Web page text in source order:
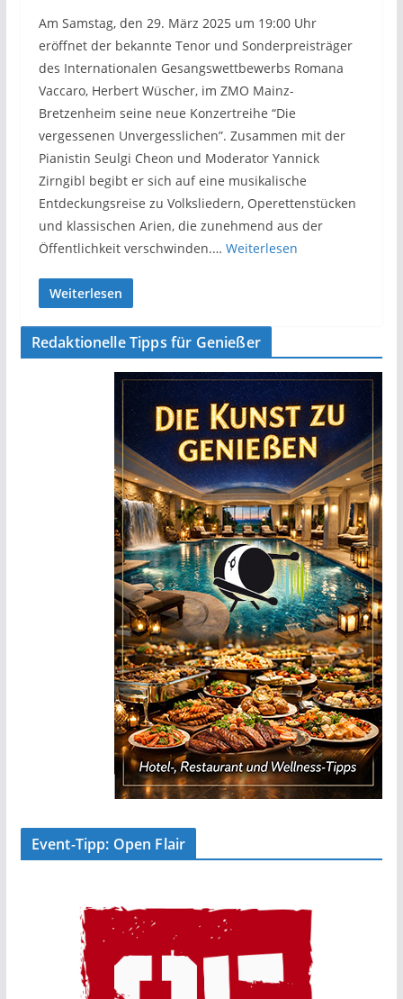
Am Samstag, den 29. März 2025 um 19:00 Uhr
eröffnet der bekannte Tenor und Sonderpreisträger
des Internationalen Gesangswettbewerbs Romana
Vaccaro, Herbert Wüscher, im ZMO Mainz-
Bretzenheim seine neue Konzertreihe “Die
vergessenen Unvergesslichen”. Zusammen mit der
Pianistin Seulgi Cheon und Moderator Yannick
Zirngibl begibt er sich auf eine musikalische
Entdeckungsreise zu Volksliedern, Operettenstücken
und klassischen Arien, die zunehmend aus der
Öffentlichkeit verschwinden.… Weiterlesen
Weiterlesen
Redaktionelle Tipps für Genießer
Event-Tipp: Open Flair